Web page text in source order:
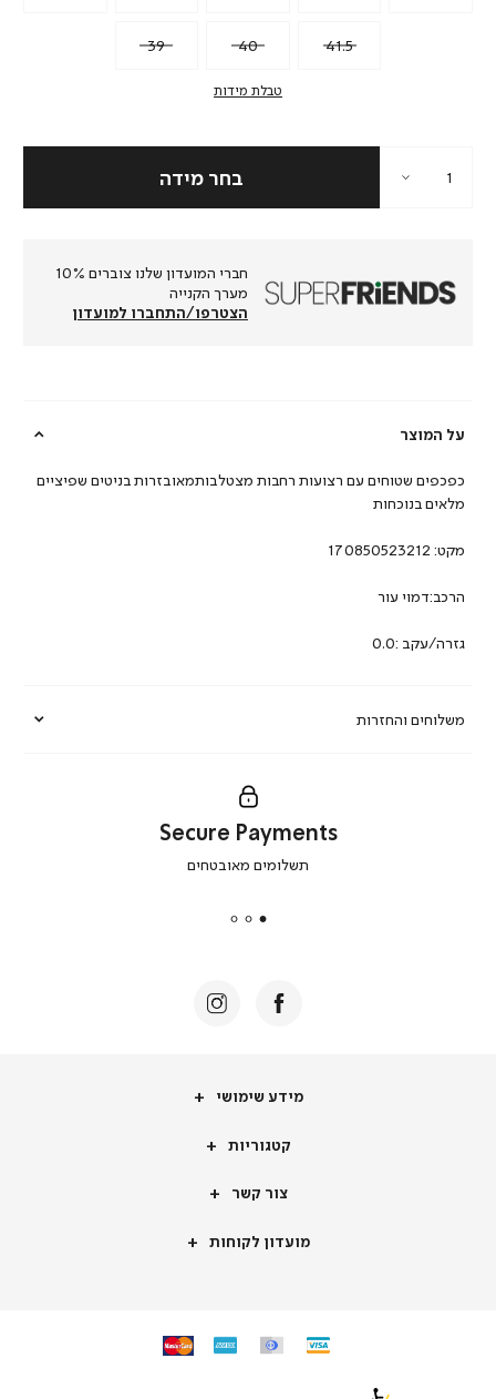
39 40 41.5
טבלת מידות
חברי המועדון שלנו צוברים 10%
מערך הקנייה
הצטרפו/התחברו למועדון
על המוצר
משלוחים והחזרות
כפכפים שטוחים עם רצועות רחבות מצטלבותמאובזרות בניטים שפיציים
מלאים בנוכחות
מקט: 170850523212
הרכב:דמוי עור
גזרה/עקב :0.0
secure
Secure Payments
תשלומים מאובטחים
מידע
מידע שימושי
קטגוריותקטגוריות
צור
צור קשר
מועדון
מועדון לקוחות